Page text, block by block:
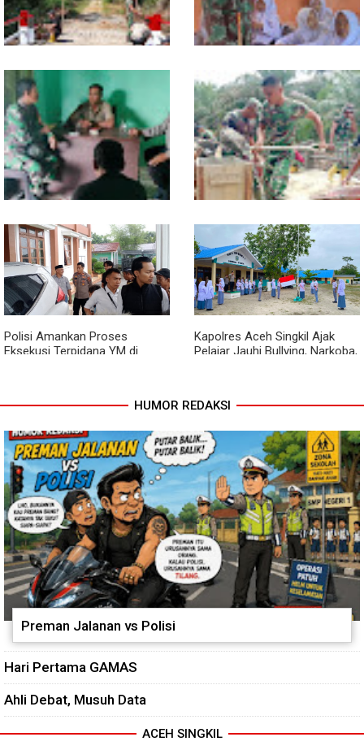
Kodim 0118 Tancap Gas
Rampungkan Finishing
Jembatan Garuda
Melalui Wasbang, Babinsa
Bentuk Karakter dan Jiwa
Patriotisme Pelajar
Babinsa dan Bhabinkamtibmas
Ajak Warga Semarakkan HUT
RI ke-81 dengan Kibarkan
Merah Putih
Cuaca Tak Jadi Penghalang,
Pengecoran Kepala Jembatan
Garuda dan Pengacian Terus
Dikebut
Polisi Amankan Proses
Eksekusi Terpidana YM di
Kapolres Aceh Singkil Ajak
Pelajar Jauhi Bullying, Narkoba,
HUMOR REDAKSI
Preman Jalanan vs Polisi
Hari Pertama GAMAS
Ahli Debat, Musuh Data
ACEH SINGKIL